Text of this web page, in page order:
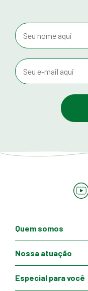
Quem somos
Nossa atuação
Especial para você